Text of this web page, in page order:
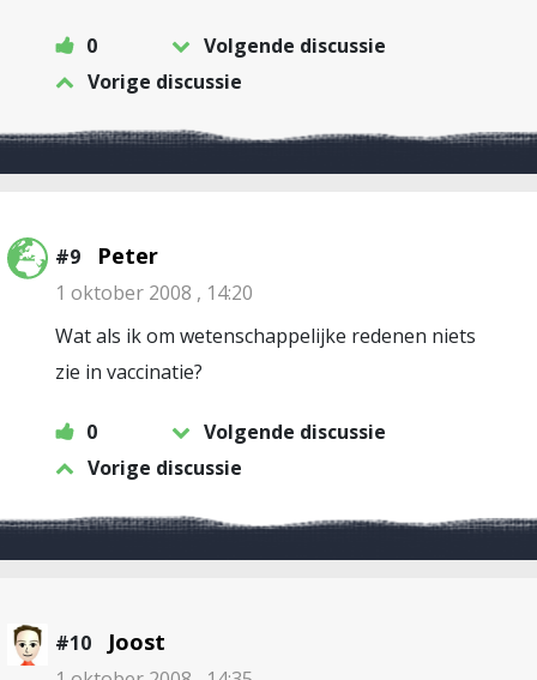
0
Volgende discussie
Vorige discussie
#9 Peter
1 oktober 2008 , 14:20
Wat als ik om wetenschappelijke redenen niets
zie in vaccinatie?
0
Volgende discussie
Vorige discussie
#10 Joost